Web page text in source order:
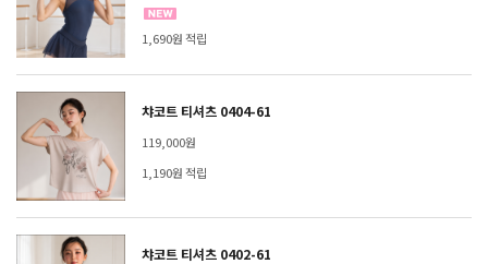
1,690원 적립
챠코트 티셔츠 0404-61
119,000원
1,190원 적립
챠코트 티셔츠 0402-61